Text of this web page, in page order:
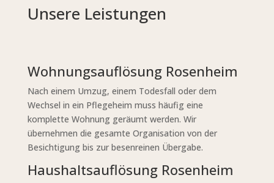
Unsere Leistungen
Wohnungsauflösung Rosenheim
Nach einem Umzug, einem Todesfall oder dem
Wechsel in ein Pflegeheim muss häufig eine
komplette Wohnung geräumt werden. Wir
übernehmen die gesamte Organisation von der
Besichtigung bis zur besenreinen Übergabe.
Haushaltsauflösung Rosenheim